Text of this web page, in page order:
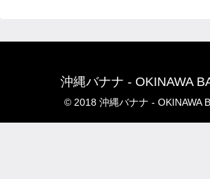
沖縄バナナ - OKINAWA
© 2018 沖縄バナナ - OKINAWA